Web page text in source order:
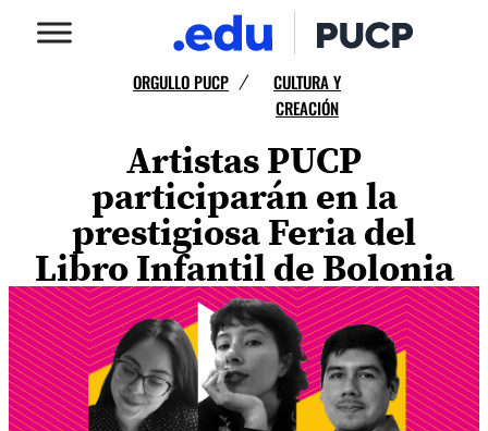
ORGULLO PUCP /
CULTURA Y
CREACIÓN
Artistas PUCP
participarán en la
prestigiosa Feria del
Libro Infantil de Bolonia